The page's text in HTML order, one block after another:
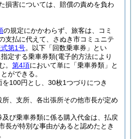
損害については、賠償の責めを負わ
の規定にかかわらず、旅客は、コミ
支払に代えて、さぬき市コミュニテ
第1号。以下「回数乗車券」とい
定する乗車券類(電子的方法により
。 第4項において単に「乗車券類」と
ができる。
100円とし、30枚1つづりにつき
、支所、各出張所その他市長が定め
び乗車券類に係る購入代金は、払戻
長が特別な事由があると認めたとき